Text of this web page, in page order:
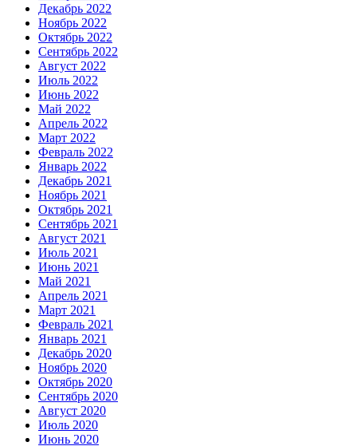
Декабрь 2022
Ноябрь 2022
Октябрь 2022
Сентябрь 2022
Август 2022
Июль 2022
Июнь 2022
Май 2022
Апрель 2022
Март 2022
Февраль 2022
Январь 2022
Декабрь 2021
Ноябрь 2021
Октябрь 2021
Сентябрь 2021
Август 2021
Июль 2021
Июнь 2021
Май 2021
Апрель 2021
Март 2021
Февраль 2021
Январь 2021
Декабрь 2020
Ноябрь 2020
Октябрь 2020
Сентябрь 2020
Август 2020
Июль 2020
Июнь 2020